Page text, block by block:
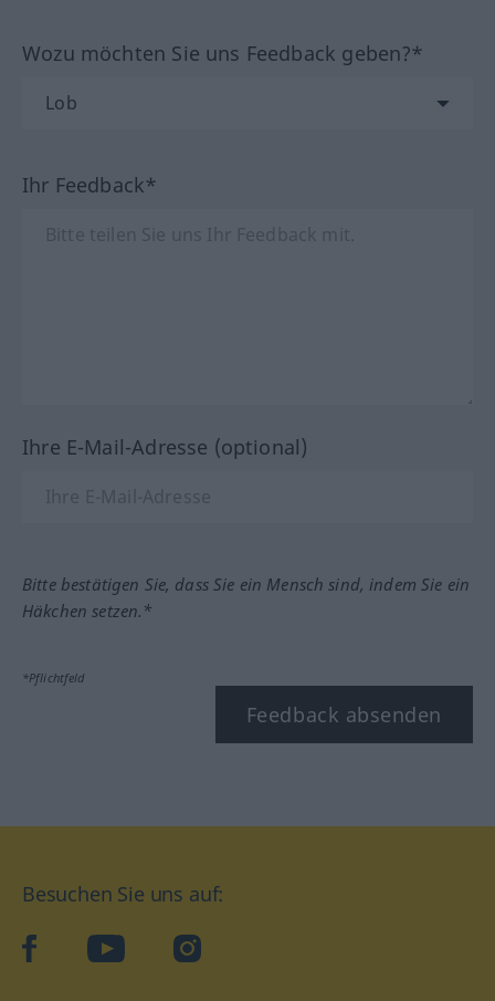
Wozu möchten Sie uns Feedback geben?*
Ihr Feedback*
Ihre E-Mail-Adresse (optional)
Bitte bestätigen Sie, dass Sie ein Mensch sind, indem Sie ein
Häkchen setzen.*
*Pflichtfeld
Feedback absenden
Besuchen Sie uns auf:
facebookYouTube Instagram